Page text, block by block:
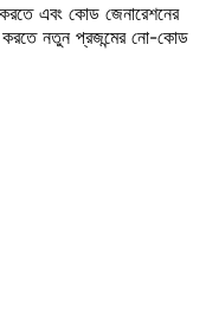
এবং কোড জেনারেশনের
করতে নতুন প্রজন্মের নো-কোড